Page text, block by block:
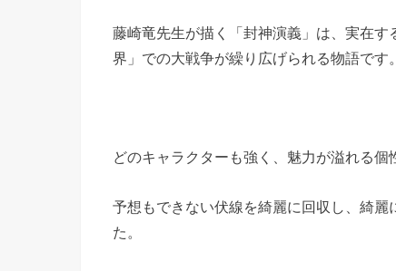
藤崎竜先生が描く「封神演義」は、実在
界」での大戦争が繰り広げられる物語です。
どのキャラクターも強く、魅力が溢れる個
予想もできない伏線を綺麗に回収し、綺麗
た。